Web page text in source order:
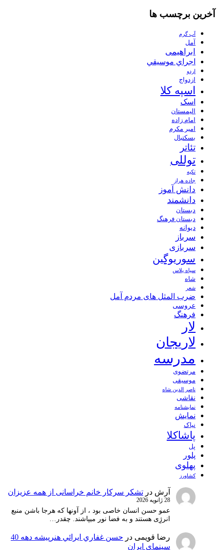
آخرین برچسب ها
آب گرم
آمل
ابراهیمی
اجراي موسيقي
اردو
ازدواج
اسپه کلا
اسک
الیمستان
امام زاده
امیر مکرم
بسکتبال
تئاتر
توللی
تکیه
جاده هراز
دانش آموز
دانشمند
دبستان
دبستان فرهنگ
دیوانه
سرباز
سربازی
سوریوگین
سیاه پلاس
شاه
شعر
ضرب المثل های مردم آمل
عروسی
فرهنگ
لار
لاریجان
مدرسه
مرتضوی
موسیقی
ناصر الدین شاه
نقاشی
نمايشنامه
نمایش
نیاک
پاشاکلا
پل
پلور
پهلوی
کشاورز
آرش در تشکر سرکار خانم خراسانی از همه عزیزان
28 ژانویه 2026
عمو حسن انسان خاصی بود ، از آونها که هرجا باشن منبع
انرژِی هستند و به فضا نور میپاشند. چقدر…
رضا قویمی در
حسن غفاري ايرائي هنرپيشه دهه 40
سينماي ايران